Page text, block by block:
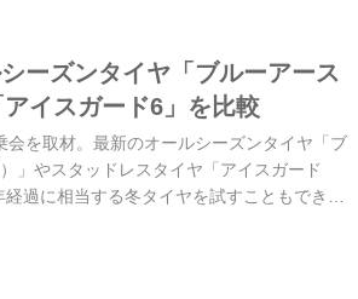
ーズンタイヤ「ブルーアース
イスガード6」を比較
を取材。最新のオールシーズンタイヤ「ブ
」やスタッドレスタイヤ「アイスガード
過に相当する冬タイヤを試すこともでき
。